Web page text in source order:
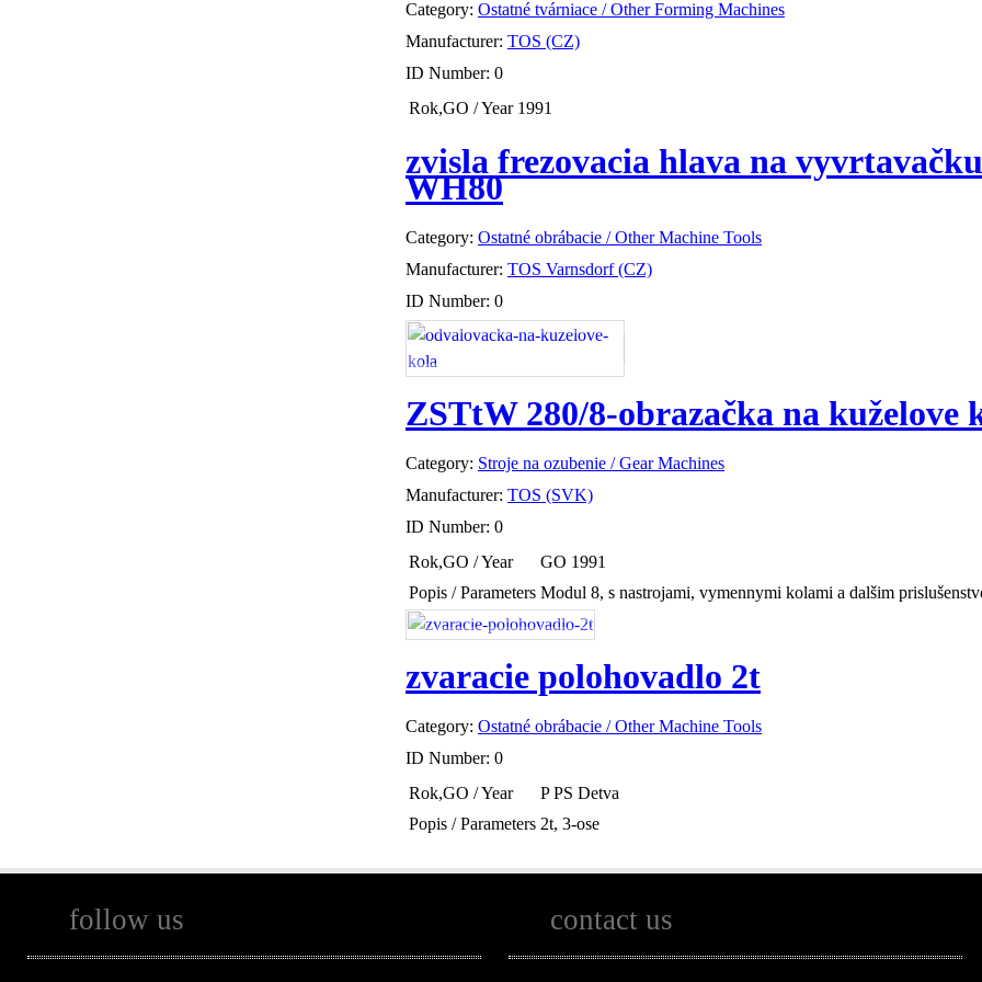
Category: Ostatné tvárniace / Other Forming Machines
Manufacturer: TOS (CZ)
ID Number: 0
Rok,GO / Year 1991
zvisla frezovacia hlava na vyvrtavačku
WH80
Category: Ostatné obrábacie / Other Machine Tools
Manufacturer: TOS Varnsdorf (CZ)
ID Number: 0
ZSTtW 280/8-obrazačka na kuželove
Category: Stroje na ozubenie / Gear Machines
Manufacturer: TOS (SVK)
ID Number: 0
Rok,GO / Year
GO 1991
Popis / Parameters Modul 8, s nastrojami, vymennymi kolami a dalšim
zvaracie polohovadlo 2t
Category: Ostatné obrábacie / Other Machine Tools
ID Number: 0
Rok,GO / Year
P PS Detva
Popis / Parameters 2t, 3-ose
follow us contact us